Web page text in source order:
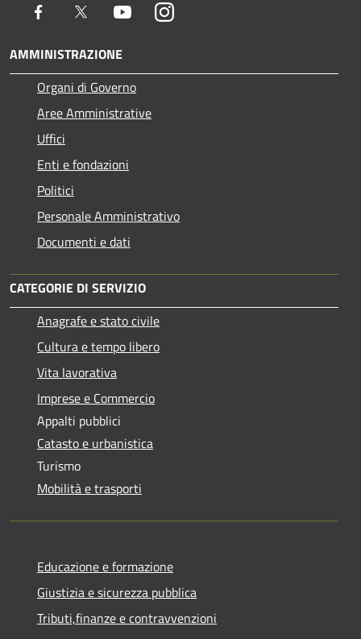
Facebook Twitter YoutubeInstagram
AMMINISTRAZIONE
Organi di Governo
Aree Amministrative
Uffici
Enti e fondazioni
Politici
Personale Amministrativo
Documenti e dati
CATEGORIE DI SERVIZIO
Anagrafe e stato civile
Cultura e tempo libero
Vita lavorativa
Imprese e Commercio
Appalti pubblici
Catasto e urbanistica
Turismo
Mobilità e trasporti
Educazione e formazione
Giustizia e sicurezza pubblica
Tributi,finanze e contravvenzioni